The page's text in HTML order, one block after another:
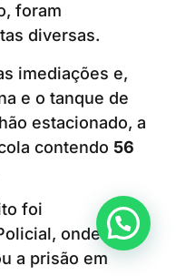
foram
diversas.
imediações e,
e o tanque de
estacionado, a
contendo 56
foi
onde a
a prisão em
matéria